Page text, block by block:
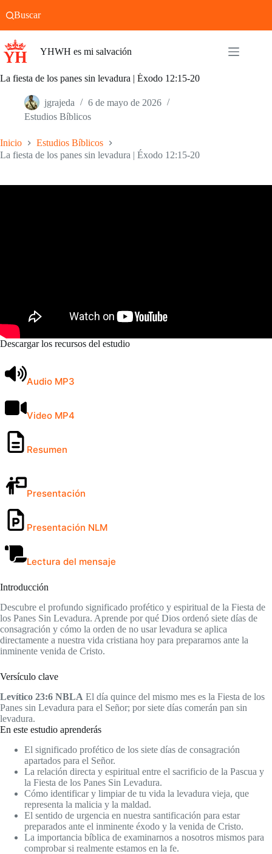
Buscar
YHWH es mi salvación
La fiesta de los panes sin levadura | Éxodo 12:15-20
jgrajeda
6 de mayo de 2026
Estudios Bíblicos
Inicio
Estudios Bíblicos
La fiesta de los panes sin levadura | Éxodo 12:15-20
Descargar los recursos del estudio
Audio MP3
Video MP4
Resumen
Presentación
Presentación NLM
Lectura del mensaje
Introducción
Descubre el profundo significado profético y espiritual de la Fiesta de
los Panes Sin Levadura. Aprende por qué Dios ordenó siete días de
consagración y cómo la orden de no usar levadura se aplica
directamente a nuestra vida cristiana hoy para prepararnos ante la
inminente venida de Cristo.
Versículo clave
Levítico 23:6 NBLA El día quince del mismo mes es la Fiesta de los
Panes sin Levadura para el Señor; por siete días comerán pan sin
levadura.
En este estudio aprenderás
El significado profético de los siete días de consagración
apartados para el Señor.
La relación directa y espiritual entre el sacrificio de la Pascua y
la Fiesta de los Panes Sin Levadura.
Cómo identificar y limpiar de tu vida la levadura vieja, que
representa la malicia y la maldad.
El sentido de urgencia en nuestra santificación para estar
preparados ante el inminente éxodo y la venida de Cristo.
La importancia bíblica de examinarnos a nosotros mismos para
comprobar si realmente estamos en la fe.